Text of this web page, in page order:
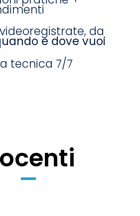
da
e dove vuoi
tecnica 7/7